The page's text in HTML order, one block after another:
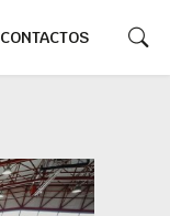
CONTACTOS